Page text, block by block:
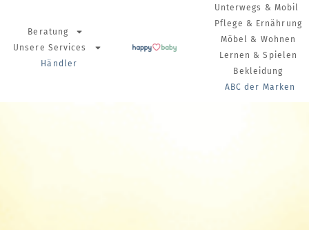
Beratung
Unsere Services
Händler
Unterwegs & Mobil
Pflege & Ernährung
Möbel & Wohnen
Lernen & Spielen
Bekleidung
ABC der Marken